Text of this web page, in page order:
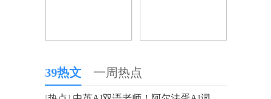
39热文 一周热点